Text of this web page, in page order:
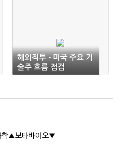
해외직투 - 미국 주요 기
술주 흐름 점검
학▲보타바이오▼